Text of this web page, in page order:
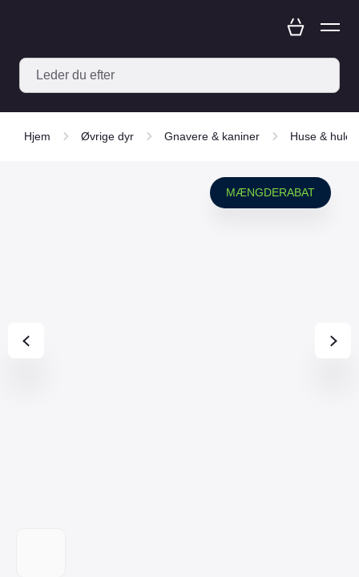
Hjem Øvrige dyr Gnavere & kaniner Huse & huler
MÆNGDERABAT